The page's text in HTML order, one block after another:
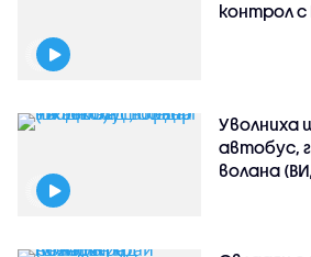
контрол
Уволниха
автобус,
волана